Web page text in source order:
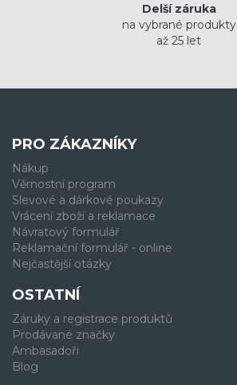
Delší záruka
na vybrané produkty
až 25 let
PRO ZÁKAZNÍKY
Nákup
Věrnostní program
Slevové a dárkové poukazy
Vrácení zboží a reklamace
Návratový formulář
Reklamační formulář - online
Nejčastější otázky
OSTATNÍ
Záruky a registrace produktů
Prodávané značky
Ambasadoři
Blog